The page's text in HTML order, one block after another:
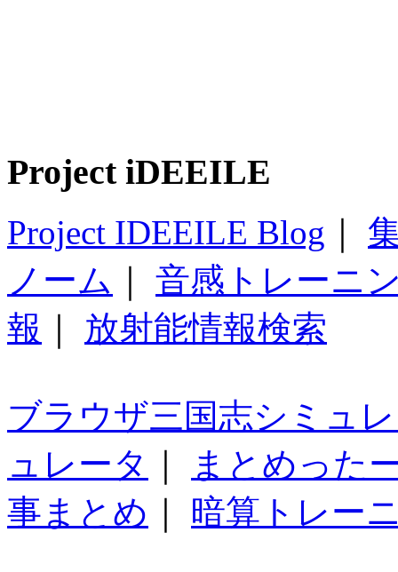
Project iDEEILE
Project IDEEILE Blog
ノーム
音感トレーニ
報
放射能情報検索
ブラウザ三国志シミュ
ュレータ
まとめった
事まとめ
暗算トレー